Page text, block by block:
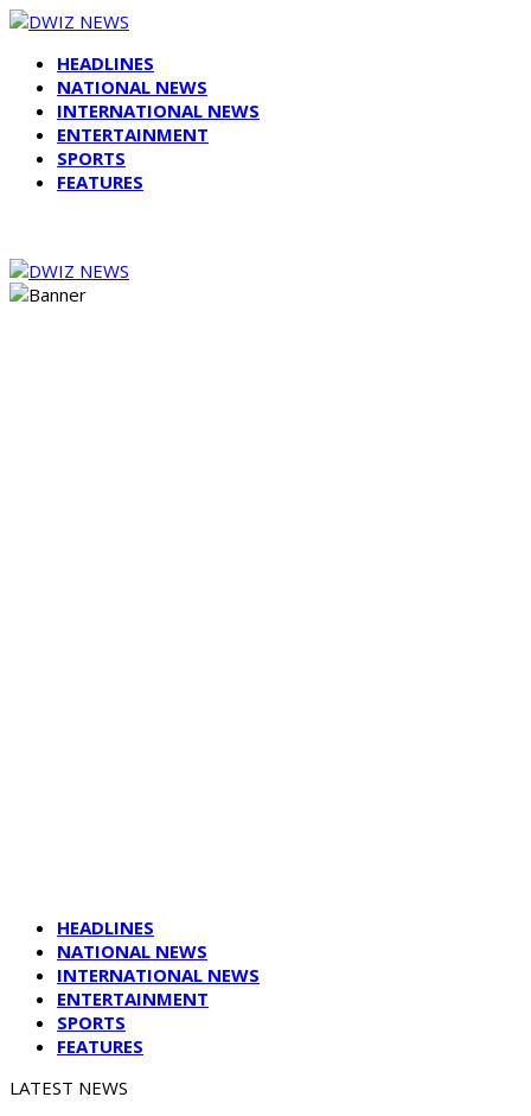
HEADLINES
NATIONAL NEWS
INTERNATIONAL NEWS
ENTERTAINMENT
SPORTS
FEATURES
HEADLINES
NATIONAL NEWS
INTERNATIONAL NEWS
ENTERTAINMENT
SPORTS
FEATURES
LATEST NEWS